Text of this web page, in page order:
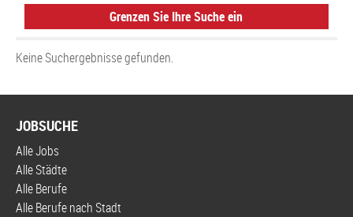
Grenzen Sie Ihre Suche ein
Keine Suchergebnisse gefunden.
JOBSUCHE
Alle Jobs
Alle Städte
Alle Berufe
Alle Berufe nach Stadt